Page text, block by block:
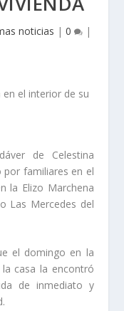
noticias | 0 |
de Celestina
por familiares en el
la Elizo Marchena
Las Mercedes del
el domingo en la
casa la encontró
de inmediato y